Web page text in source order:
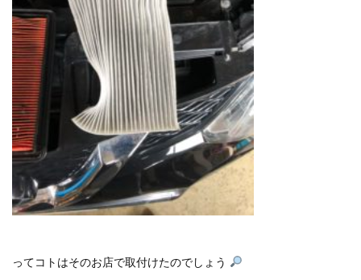
ってコトはそのお店で取付けたのでしょう